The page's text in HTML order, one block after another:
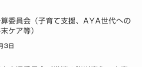
委員会（子育て支援、AYA世代への
ケア等）
3日